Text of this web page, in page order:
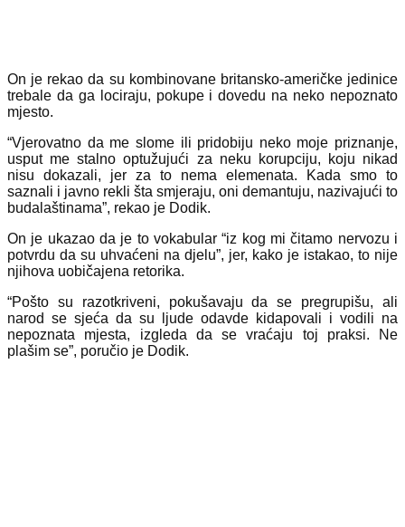
On je rekao da su kombinovane britansko-američke jedinice
trebale da ga lociraju, pokupe i dovedu na neko nepoznato
mjesto.
“Vjerovatno da me slome ili pridobiju neko moje priznanje,
usput me stalno optužujući za neku korupciju, koju nikad
nisu dokazali, jer za to nema elemenata. Kada smo to
saznali i javno rekli šta smjeraju, oni demantuju, nazivajući to
budalaštinama”, rekao je Dodik.
On je ukazao da je to vokabular “iz kog mi čitamo nervozu i
potvrdu da su uhvaćeni na djelu”, jer, kako je istakao, to nije
njihova uobičajena retorika.
“Pošto su razotkriveni, pokušavaju da se pregrupišu, ali
narod se sjeća da su ljude odavde kidapovali i vodili na
nepoznata mjesta, izgleda da se vraćaju toj praksi. Ne
plašim se”, poručio je Dodik.